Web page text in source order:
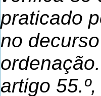
praticado
no
artigo